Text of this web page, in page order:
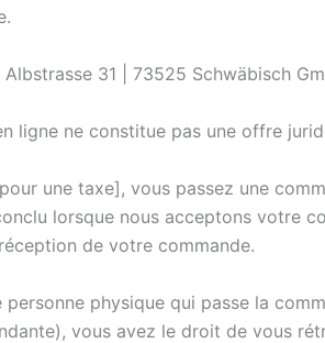
31 | 73525 Schwäbisch
ligne ne constitue pas une offre
une taxe], vous passez une
lorsque nous acceptons votre
de votre commande.
personne physique qui passe la
vous avez le droit de vous